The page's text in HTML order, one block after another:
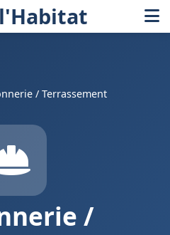
/ Terrassement
/